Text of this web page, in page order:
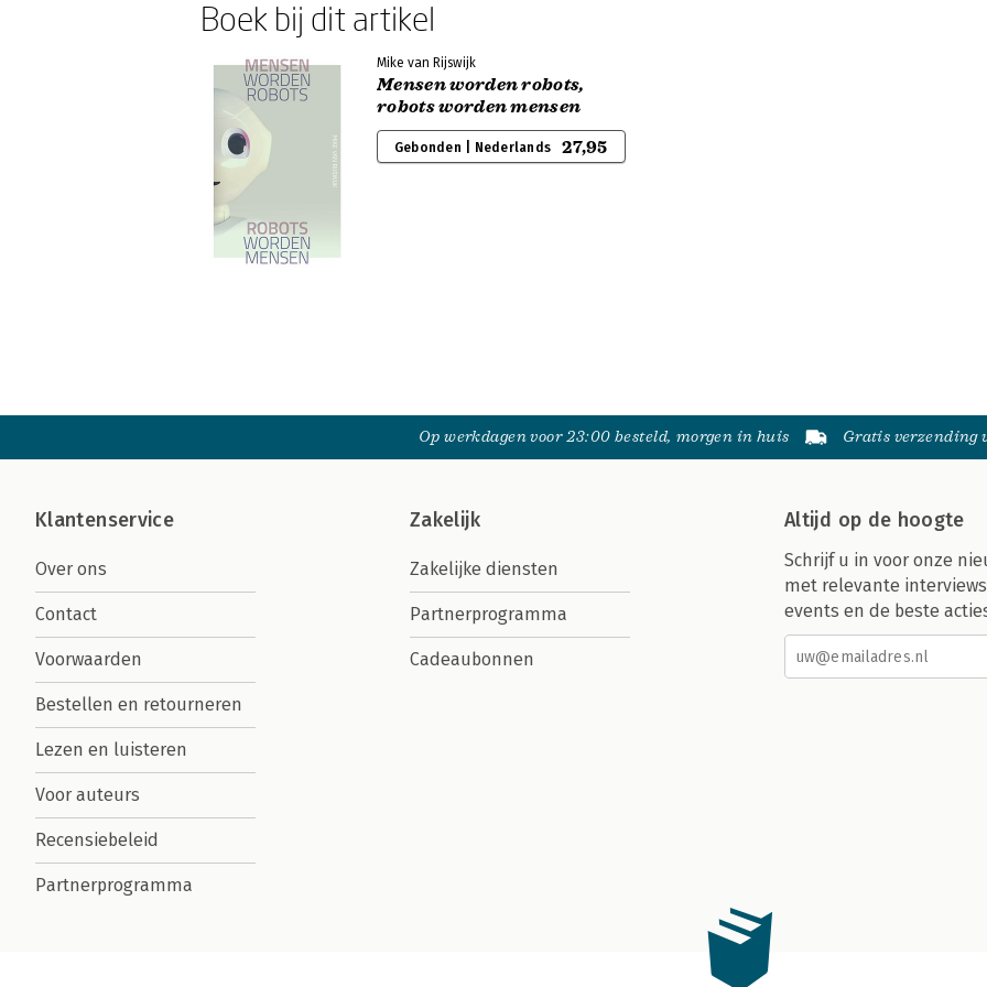
Boek bij dit artikel
Mike van Rijswijk
Mensen worden robots,
robots worden mensen
Gebonden | Nederlands 27,95
Op werkdagen voor 23:00 besteld, morgen in huis Gratis verzending
Klantenservice
Over ons
Contact
Voorwaarden
Bestellen en retourneren
Lezen en luisteren
Voor auteurs
Recensiebeleid
Partnerprogramma
Zakelijk
Zakelijke diensten
Partnerprogramma
Cadeaubonnen
Altijd op de hoogte
Schrijf u in voor onze
met relevante
events en de beste